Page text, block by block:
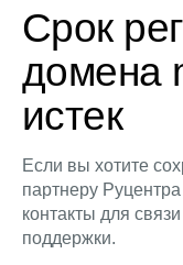
Срок
домена
истек
Если вы хотите
партнеру
контакты для
поддержки.